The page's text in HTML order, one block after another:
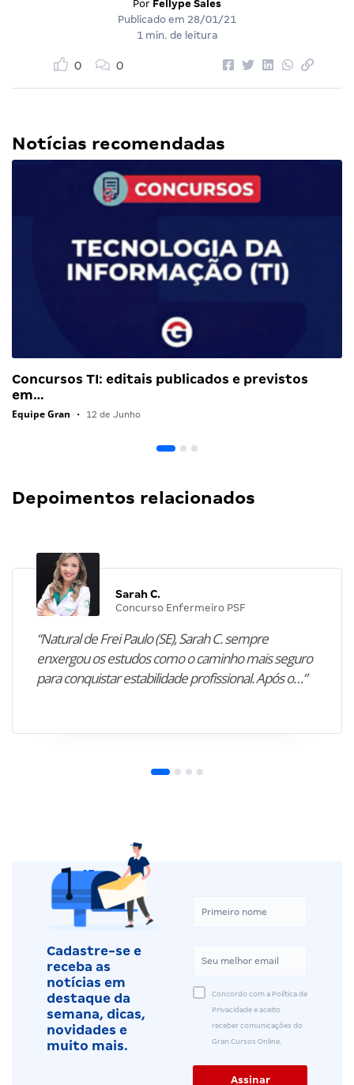
Por Fellype Sales
Publicado em 28/01/21
1 min. de leitura
0 0
Notícias recomendadas
Concursos TI: editais publicados e previstos
em…
Equipe Gran • 12 de Junho
Depoimentos relacionados
Sarah C.
Concurso Enfermeiro PSF
“Natural de Frei Paulo (SE), Sarah C. sempre
enxergou os estudos como o caminho mais seguro
para conquistar estabilidade profissional. Após o…”
Cadastre-se e
receba as
notícias em
destaque da
semana, dicas,
novidades e
muito mais.
Concordo com a Política de
Privacidade e aceito
receber comunicações do
Gran Cursos Online.